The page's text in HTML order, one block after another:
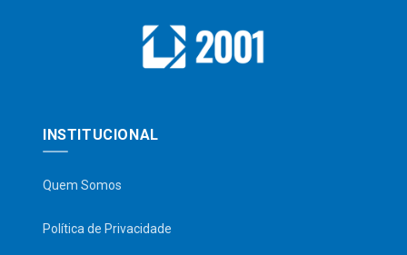
INSTITUCIONAL
Quem Somos
Política de Privacidade